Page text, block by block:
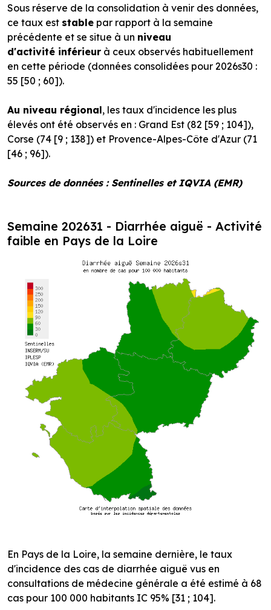
Sous réserve de la consolidation à venir des données,
ce taux est stable par rapport à la semaine
précédente et se situe à un niveau
d'activité inférieur à ceux observés habituellement
en cette période (données consolidées pour 2026s30 :
55 [50 ; 60]).
Au niveau régional, les taux d'incidence les plus
élevés ont été observés en : Grand Est (82 [59 ; 104]),
Corse (74 [9 ; 138]) et Provence-Alpes-Côte d'Azur (71
[46 ; 96]).
Sources de données : Sentinelles et IQVIA (EMR)
Semaine 202631 - Diarrhée aiguë - Activité
faible en Pays de la Loire
En Pays de la Loire, la semaine dernière, le taux
d'incidence des cas de diarrhée aiguë vus en
consultations de médecine générale a été estimé à 68
cas pour 100 000 habitants IC 95% [31 ; 104].